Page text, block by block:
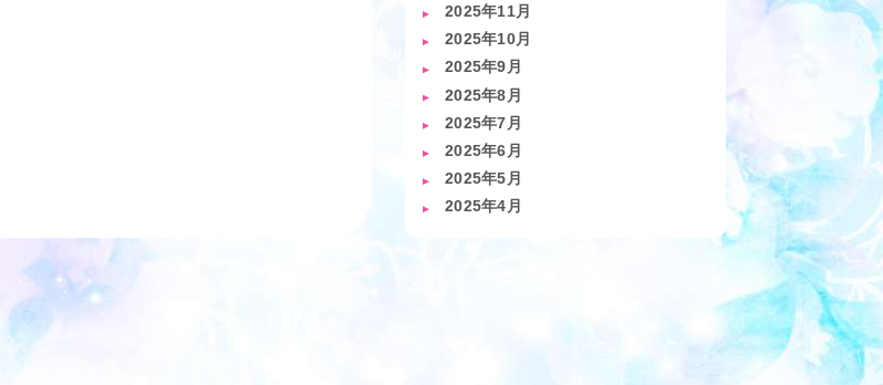
2025年11月
2025年10月
2025年9月
2025年8月
2025年7月
2025年6月
2025年5月
2025年4月